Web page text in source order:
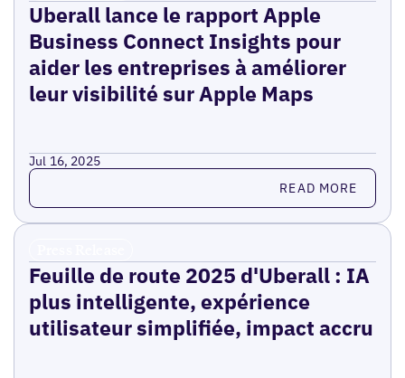
Uberall lance le rapport Apple
Business Connect Insights pour
aider les entreprises à améliorer
leur visibilité sur Apple Maps
Jul 16, 2025
Read more READ MORE
Feuille de route 2025 d'Uberall : IA
plus intelligente, expérience
utilisateur simplifiée, impact accru